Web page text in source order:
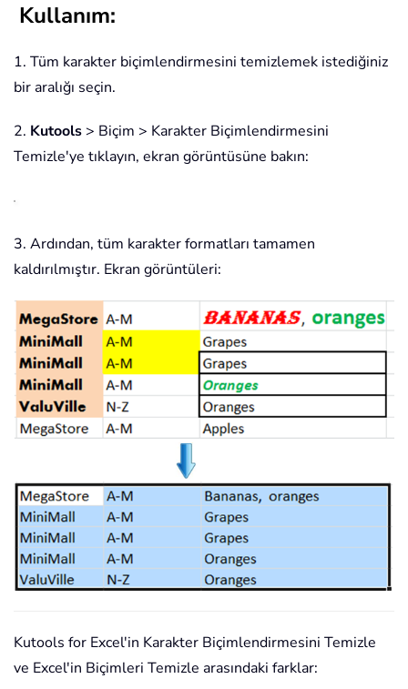
Kullanım:
1. Tüm karakter biçimlendirmesini temizlemek istediğiniz
bir aralığı seçin.
2. Kutools > Biçim > Karakter Biçimlendirmesini
Temizle'ye tıklayın, ekran görüntüsüne bakın:
3. Ardından, tüm karakter formatları tamamen
kaldırılmıştır. Ekran görüntüleri:
Kutools for Excel'in Karakter Biçimlendirmesini Temizle
ve Excel'in Biçimleri Temizle arasındaki farklar: